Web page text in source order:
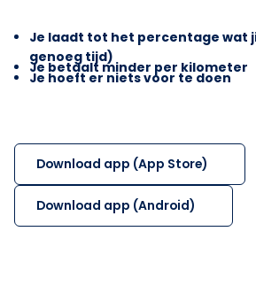
Je laadt tot het percentage wat
genoeg tijd)
Je betaalt minder per kilometer
Je hoeft er niets voor te doen
Download app (App Store)
Download app (Android)